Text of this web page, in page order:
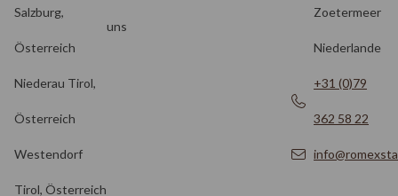
Salzburg,
Österreich
Niederau Tirol,
Österreich
Westendorf
Tirol, Österreich
uns
Zoetermeer
Niederlande
+31 (0)79
362 58 22